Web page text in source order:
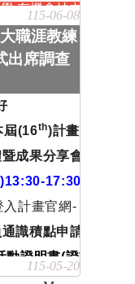
,有機會抽中商品禮
115-06-08
職涯教練
出席調查
屆(16th)計畫，隨活
成果分享會
17:30
入計畫官網-【課程
識積點申請說明
動證明書(證書)
115-05-20